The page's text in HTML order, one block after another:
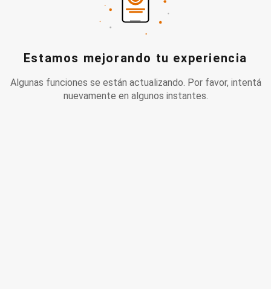
Estamos mejorando tu experiencia
Algunas funciones se están actualizando. Por favor, intentá
nuevamente en algunos instantes.